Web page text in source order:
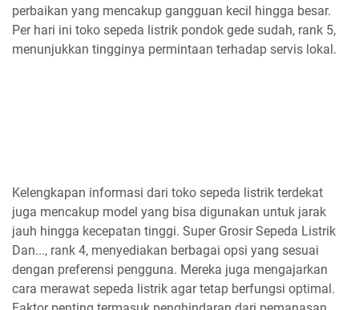
perbaikan yang mencakup gangguan kecil hingga besar.
Per hari ini toko sepeda listrik pondok gede sudah, rank 5,
menunjukkan tingginya permintaan terhadap servis lokal.
Kelengkapan informasi dari toko sepeda listrik terdekat
juga mencakup model yang bisa digunakan untuk jarak
jauh hingga kecepatan tinggi. Super Grosir Sepeda Listrik
Dan..., rank 4, menyediakan berbagai opsi yang sesuai
dengan preferensi pengguna. Mereka juga mengajarkan
cara merawat sepeda listrik agar tetap berfungsi optimal.